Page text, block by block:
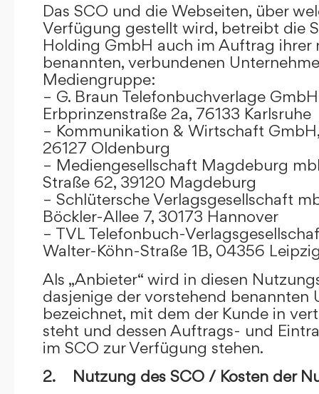
Das SCO und die Webseiten, über
Verfügung gestellt wird, betreibt die
Holding GmbH auch im Auftrag ihrer
benannten, verbundenen
Mediengruppe:
– G. Braun Telefonbuchverlage GmbH
Erbprinzenstraße 2a, 76133 Karlsruhe
– Kommunikation & Wirtschaft
26127 Oldenburg
– Mediengesellschaft Magdeburg
Straße 62, 39120 Magdeburg
– Schlütersche Verlagsgesellschaft
Böckler-Allee 7, 30173 Hannover
– TVL Telefonbuch-
Walter-Köhn-Straße 1B, 04356
Als „Anbieter“ wird in diesen
dasjenige der vorstehend benannten
bezeichnet, mit dem der Kunde in
steht und dessen Auftrags- und
im SCO zur Verfügung stehen.
2. Nutzung des SCO / Kosten der